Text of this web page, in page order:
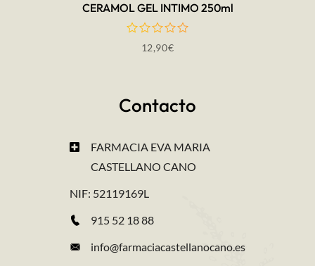
CERAMOL GEL INTIMO 250ml
12,90€
Contacto
FARMACIA EVA MARIA
CASTELLANO CANO
NIF: 52119169L
915 52 18 88
info@farmaciacastellanocano.es